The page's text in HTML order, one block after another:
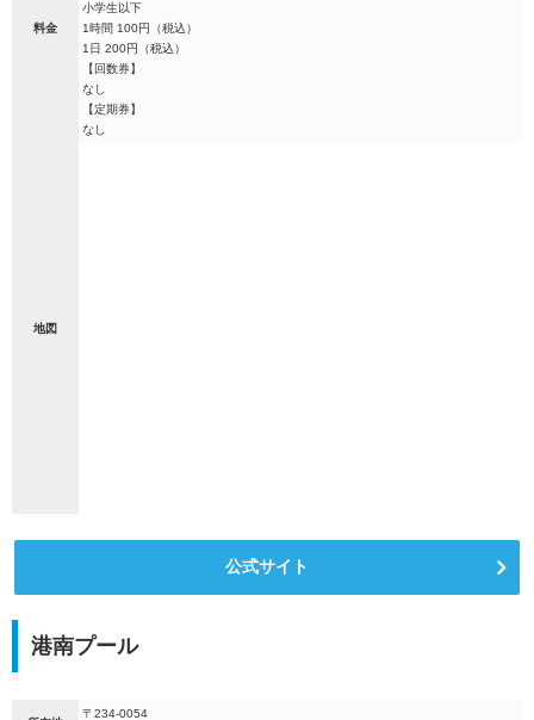
料金
小学生以下
1時間 100円（税込）
1日 200円（税込）
【回数券】
なし
【定期券】
なし
地図
公式サイト
港南プール
〒234-0054